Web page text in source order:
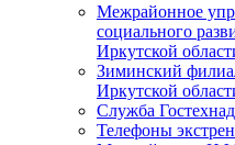
Межрайонное
социального
Иркутской
Зиминский
Иркутской
Служба
Телефоны